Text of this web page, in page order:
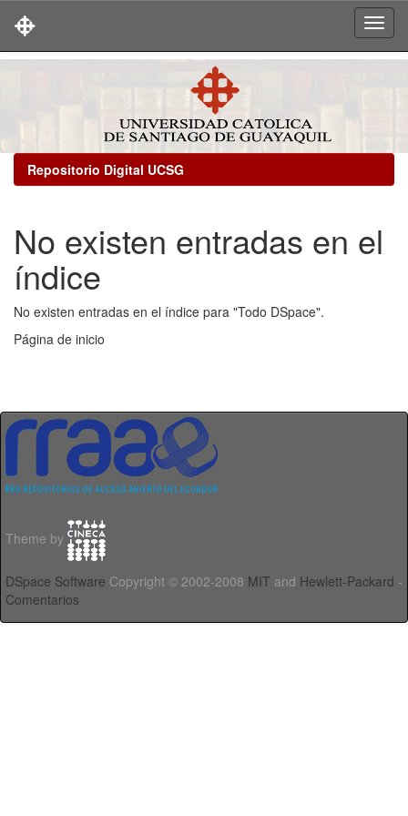
Repositorio Digital UCSG
No existen entradas en el
índice
No existen entradas en el índice para "Todo DSpace".
Página de inicio
Theme by
DSpace Software Copyright © 2002-2008 MIT and Hewlett-Packard -
Comentarios